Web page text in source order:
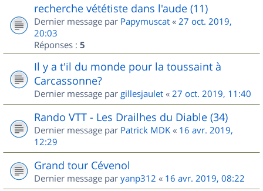
recherche vététiste dans l'aude (11)
Dernier message par Papymuscat « 27 oct. 2019,
20:03
Réponses : 5
Il y a t'il du monde pour la toussaint à
Carcassonne?
Dernier message par gillesjaulet « 27 oct. 2019, 11:40
Rando VTT - Les Drailhes du Diable (34)
Dernier message par Patrick MDK « 16 avr. 2019,
12:29
Grand tour Cévenol
Dernier message par yanp312 « 16 avr. 2019, 08:22